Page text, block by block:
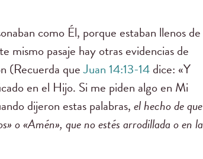
como Él, porque estaban llenos de
mismo pasaje hay otras evidencias de
(Recuerda queJuan 14:13-14dice: «Y
en el Hijo. Si me piden algo en Mi
dijeron estas palabras,el hecho de que
o «Amén», que no estés arrodillada o en la